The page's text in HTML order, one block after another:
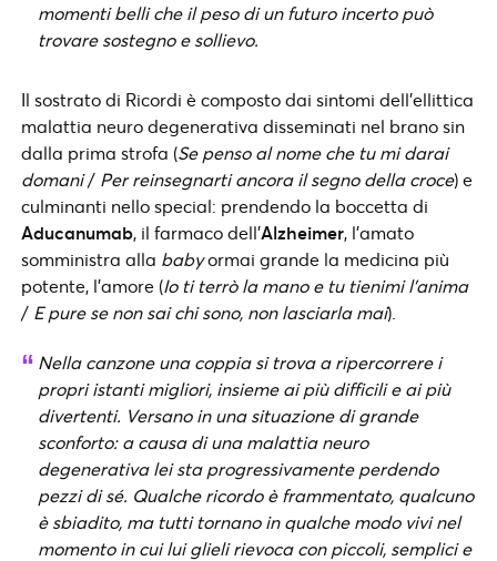
momenti belli che il peso di un futuro incerto può
trovare sostegno e sollievo.
Il sostrato di Ricordi è composto dai sintomi dell’ellittica
malattia neuro degenerativa disseminati nel brano sin
dalla prima strofa (Se penso al nome che tu mi darai
domani/ Per reinsegnarti ancora il segno della croce) e
culminanti nello special: prendendo la boccetta di
Aducanumab, il farmaco dell’Alzheimer, l’amato
somministra alla babyormai grande la medicina più
potente, l’amore (Io ti terrò la mano e tu tienimi l’anima
/ E pure se non sai chi sono, non lasciarla mai).
Nella canzone una coppia si trova a ripercorrere i
propri istanti migliori, insieme ai più difficili e ai più
divertenti. Versano in una situazione di grande
sconforto: a causa di una malattia neuro
degenerativa lei sta progressivamente perdendo
pezzi di sé. Qualche ricordo è frammentato, qualcuno
è sbiadito, ma tutti tornano in qualche modo vivi nel
momento in cui lui glieli rievoca con piccoli, semplici e